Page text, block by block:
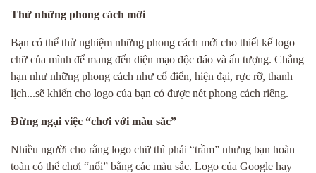
Thử những phong cách mới
Bạn có thể thử nghiệm những phong cách mới cho thiết kế logo
chữ của mình để mang đến diện mạo độc đáo và ấn tượng. Chẳng
hạn như những phong cách như cổ điển, hiện đại, rực rỡ, thanh
lịch...sẽ khiến cho logo của bạn có được nét phong cách riêng.
Đừng ngại việc “chơi với màu sắc”
Nhiều người cho rằng logo chữ thì phải “trầm” nhưng bạn hoàn
toàn có thể chơi “nổi” bằng các màu sắc. Logo của Google hay